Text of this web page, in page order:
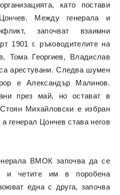
като постави
Между генерала и
започват взаимни
1901 г. ръководителите на
Тома Георгиев, Владислав
арестувани. Следва шумен
е Александър Малинов.
през май, но остават в
Стоян Михайловски е избран
генерал Цончев става негов
ВМОК започва да се
и четите им в поробена
една с друга, започва